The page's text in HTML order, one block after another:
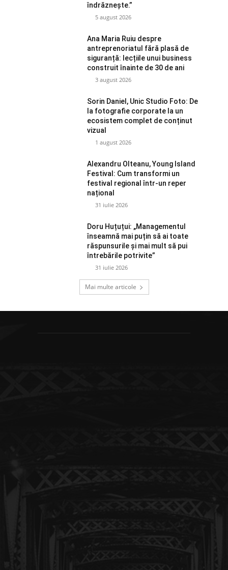
îndrăznește.”
5 august 2026
Ana Maria Ruiu despre
antreprenoriatul fără plasă de
siguranță: lecțiile unui business
construit înainte de 30 de ani
3 august 2026
Sorin Daniel, Unic Studio Foto: De
la fotografie corporate la un
ecosistem complet de conținut
vizual
1 august 2026
Alexandru Olteanu, Young Island
Festival: Cum transformi un
festival regional într-un reper
național
31 iulie 2026
Doru Huțuțui: „Managementul
înseamnă mai puțin să ai toate
răspunsurile și mai mult să pui
întrebările potrivite”
31 iulie 2026
Mai multe articole